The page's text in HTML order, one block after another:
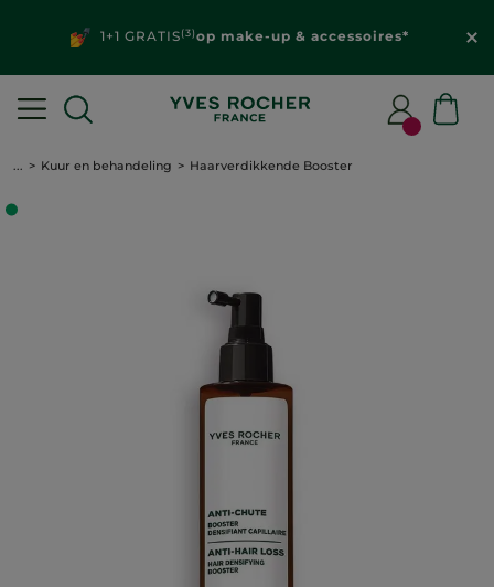
1+1 GRATIS(3)op make-up & accessoires*
... Kuur en behandeling Haarverdikkende Booster